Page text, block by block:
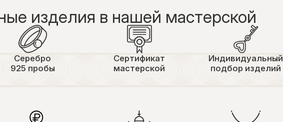
изделия в нашей мастерской
Серебро
925 пробы
Сертификат
мастерской
Индивидуальный
подбор изделий